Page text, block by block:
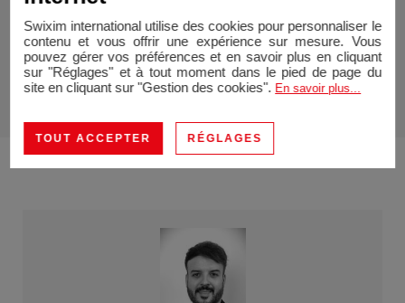
Prix : 695 000 €Honoraires à la charge du vendeur
Swixim international utilise des cookies pour personnaliser le
contenu et vous offrir une expérience sur mesure. Vous
pouvez gérer vos préférences et en savoir plus en cliquant
sur "Réglages" et à tout moment dans le pied de page du
site en cliquant sur "Gestion des cookies". En savoir plus...
TOUT ACCEPTER RÉGLAGES